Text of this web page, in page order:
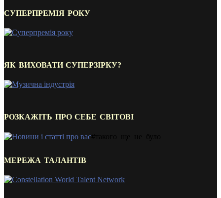
СУПЕРПРЕМІЯ РОКУ
ЯК ВИХОВАТИ СУПЕРЗІРКУ?
РОЗКАЖІТЬ ПРО СЕБЕ СВІТОВІ
МЕРЕЖА ТАЛАНТІВ